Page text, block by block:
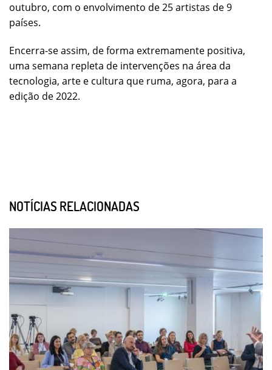
outubro, com o envolvimento de 25 artistas de 9
países.
Encerra-se assim, de forma extremamente positiva,
uma semana repleta de intervenções na área da
tecnologia, arte e cultura que ruma, agora, para a
edição de 2022.
NOTÍCIAS RELACIONADAS